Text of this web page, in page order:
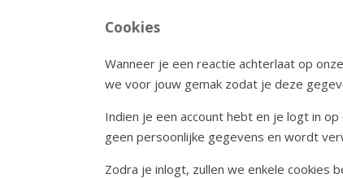
Cookies
Wanneer je een reactie achterlaat op
we voor jouw gemak zodat je deze
Indien je een account hebt en je logt in
geen persoonlijke gegevens en wordt
Zodra je inlogt, zullen we enkele cookies